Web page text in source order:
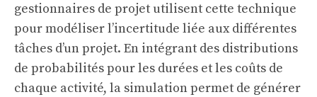
gestionnaires de projet utilisent cette technique
pour modéliser l’incertitude liée aux différentes
tâches d’un projet. En intégrant des distributions
de probabilités pour les durées et les coûts de
chaque activité, la simulation permet de générer